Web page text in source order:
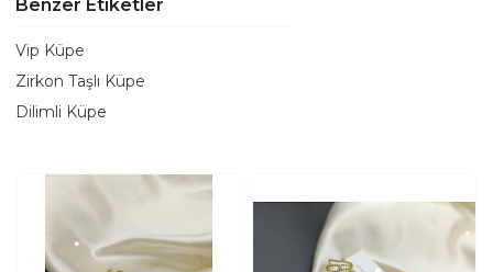
Benzer Etiketler
Vip Küpe
Zirkon Taşlı Küpe
Dilimli Küpe